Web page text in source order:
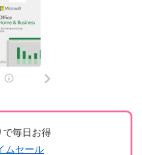
で毎日お得
ムセール